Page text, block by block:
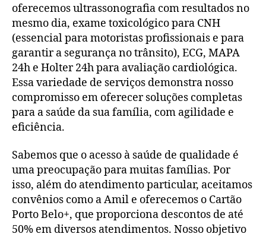
oferecemos ultrassonografia com resultados no
mesmo dia, exame toxicológico para CNH
(essencial para motoristas profissionais e para
garantir a segurança no trânsito), ECG, MAPA
24h e Holter 24h para avaliação cardiológica.
Essa variedade de serviços demonstra nosso
compromisso em oferecer soluções completas
para a saúde da sua família, com agilidade e
eficiência.
Sabemos que o acesso à saúde de qualidade é
uma preocupação para muitas famílias. Por
isso, além do atendimento particular, aceitamos
convênios como a Amil e oferecemos o Cartão
Porto Belo+, que proporciona descontos de até
50% em diversos atendimentos. Nosso objetivo